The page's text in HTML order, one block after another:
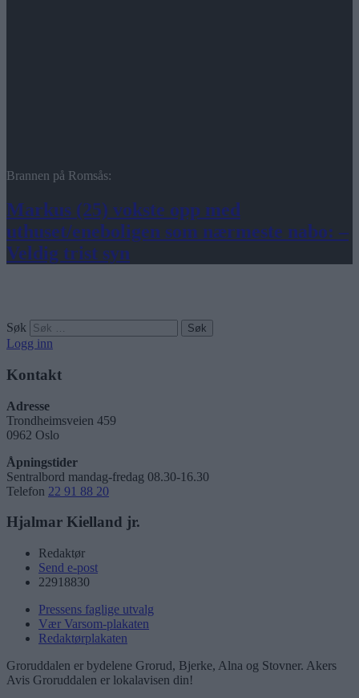
Brannen på Romsås:
Markus (25) vokste opp med
uthuset/eneboligen som nærmeste nabo: –
Veldig trist syn
Søk
Logg inn
Kontakt
Adresse
Trondheimsveien 459
0962 Oslo
Åpningstider
Sentralbord mandag-fredag 08.30-16.30
Telefon 22 91 88 20
Hjalmar Kielland jr.
Redaktør
Send e-post
22918830
Pressens faglige utvalg
Vær Varsom-plakaten
Redaktørplakaten
Groruddalen er bydelene Grorud, Bjerke, Alna og Stovner. Akers
Avis Groruddalen er lokalavisen din!